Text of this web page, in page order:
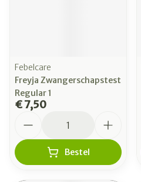
Febelcare
Freyja Zwangerschapstest
Regular 1
€ 7,50
Bestel